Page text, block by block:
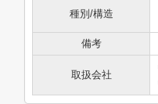
種別/構造
備考
取扱会社